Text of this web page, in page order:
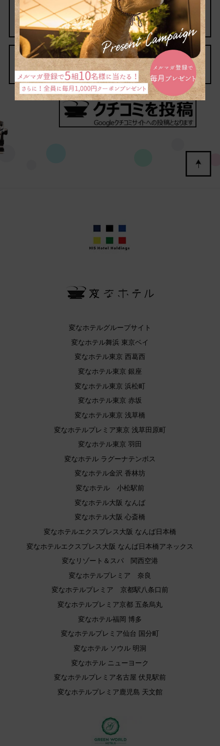
パンフレットはこちら
団体旅行のお問い合わせ
変なホテルグループサイト
変なホテル舞浜 東京ベイ
変なホテル東京 西葛西
変なホテル東京 銀座
変なホテル東京 浜松町
変なホテル東京 赤坂
変なホテル東京 浅草橋
変なホテルプレミア東京 浅草田原町
変なホテル東京 羽田
変なホテル ラグーナテンボス
変なホテル金沢 香林坊
変なホテル 小松駅前
変なホテル大阪 なんば
変なホテル大阪 心斎橋
変なホテルエクスプレス大阪 なんば日本橋
変なホテルエクスプレス大阪 なんば日本橋アネックス
変なリゾート＆スパ 関西空港
変なホテルプレミア 奈良
変なホテルプレミア 京都駅八条口前
変なホテルプレミア京都 五条烏丸
変なホテル福岡 博多
変なホテルプレミア仙台 国分町
変なホテル ソウル 明洞
変なホテル ニューヨーク
変なホテルプレミア名古屋 伏見駅前
変なホテルプレミア鹿児島 天文館